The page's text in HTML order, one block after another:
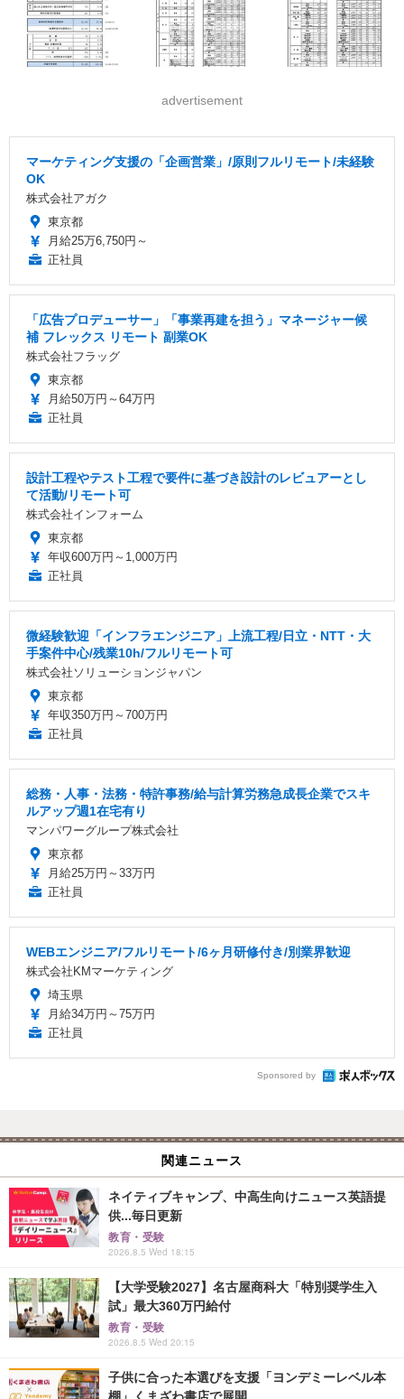
advertisement
マーケティング支援の「企画営業」/原則フルリモート/未経験
OK
株式会社アガク
東京都
月給25万6,750円～
正社員
「広告プロデューサー」「事業再建を担う」マネージャー候
補 フレックス リモート 副業OK
株式会社フラッグ
東京都
月給50万円～64万円
正社員
設計工程やテスト工程で要件に基づき設計のレビュアーとし
て活動/リモート可
株式会社インフォーム
東京都
年収600万円～1,000万円
正社員
微経験歓迎「インフラエンジニア」上流工程/日立・NTT・大
手案件中心/残業10h/フルリモート可
株式会社ソリューションジャパン
東京都
年収350万円～700万円
正社員
総務・人事・法務・特許事務/給与計算労務急成長企業でスキ
ルアップ週1在宅有り
マンパワーグループ株式会社
東京都
月給25万円～33万円
正社員
WEBエンジニア/フルリモート/6ヶ月研修付き/別業界歓迎
株式会社KMマーケティング
埼玉県
月給34万円～75万円
正社員
Sponsored by
関連ニュース
ネイティブキャンプ、中高生向けニュース英語提
供...毎日更新
教育・受験
2026.8.5 Wed 18:15
【大学受験2027】名古屋商科大「特別奨学生入
試」最大360万円給付
教育・受験
2026.8.5 Wed 20:15
子供に合った本選びを支援「ヨンデミーレベル本
棚」くまざわ書店で展開